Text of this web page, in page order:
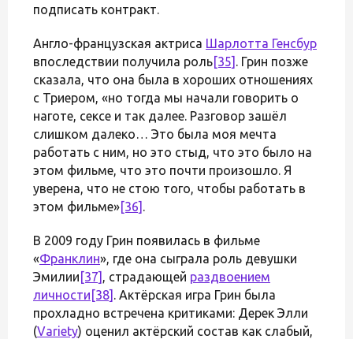
подписать контракт.
Англо-французская актриса Шарлотта Генсбур
впоследствии получила роль[35] . Грин позже
сказала, что она была в хороших отношениях
с Триером, «но тогда мы начали говорить о
наготе, сексе и так далее. Разговор зашёл
слишком далеко… Это была моя мечта
работать с ним, но это стыд, что это было на
этом фильме, что это почти произошло. Я
уверена, что не стою того, чтобы работать в
этом фильме»[36] .
В 2009 году Грин появилась в фильме
«Франклин», где она сыграла роль девушки
Эмилии [37] , страдающей раздвоением
личности [38] . Актёрская игра Грин была
прохладно встречена критиками: Дерек Элли
(Variety) оценил актёрский состав как слабый,